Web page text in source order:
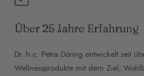
Über 25 Jahre Erfahrung
Dr. h.c. Petra Döring entwickelt seit
Wellnessprodukte mit dem Ziel,